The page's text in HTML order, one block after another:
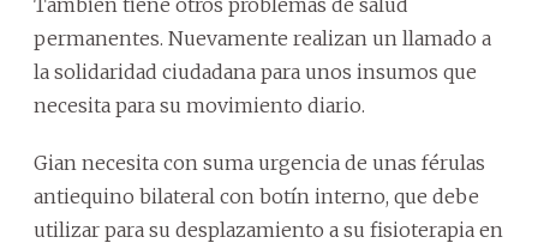
permanentes. Nuevamente realizan un llamado a
la solidaridad ciudadana para unos insumos que
necesita para su movimiento diario.
Gian necesita con suma urgencia de unas férulas
antiequino bilateral con botín interno, que debe
utilizar para su desplazamiento a su fisioterapia en